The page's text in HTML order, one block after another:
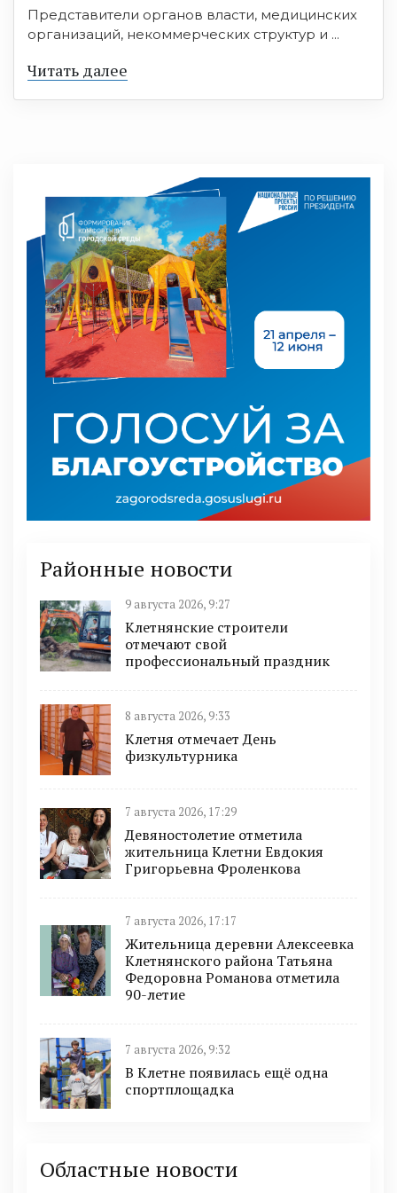
Представители органов власти, медицинских
организаций, некоммерческих структур и ...
Читать далее
Районные новости
9 августа 2026, 9:27
Клетнянские строители
отмечают свой
профессиональный праздник
8 августа 2026, 9:33
Клетня отмечает День
физкультурника
7 августа 2026, 17:29
Девяностолетие отметила
жительница Клетни Евдокия
Григорьевна Фроленкова
7 августа 2026, 17:17
Жительница деревни Алексеевка
Клетнянского района Татьяна
Федоровна Романова отметила
90-летие
7 августа 2026, 9:32
В Клетне появилась ещё одна
спортплощадка
Областные новости